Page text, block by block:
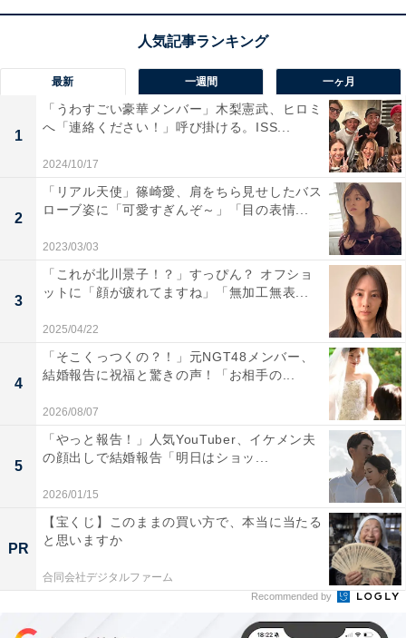
最新 一週間 一ヶ月
1
「うわすごい豪華メンバー」木梨憲武、ヒロミ
へ「連絡ください！」呼び掛ける。ISS...
2024/10/17
2
「リアル天使」篠崎愛、肩をちら見せしたバス
ローブ姿に「可愛すぎんぞ～」「目の表情...
2023/03/03
3
「これが北川景子！？」すっぴん？ オフショ
ットに「顔が疲れてますね」「無加工無表...
2025/04/22
4
「そこくっつくの？！」元NGT48メンバー、
結婚報告に祝福と驚きの声！「お相手の...
2026/08/07
5
「やっと報告！」人気YouTuber、イケメン夫
の顔出しで結婚報告「明日はショッ...
2026/01/15
PR
【宝くじ】このままの買い方で、本当に当たる
と思いますか
合同会社デジタルファーム
Recommended by